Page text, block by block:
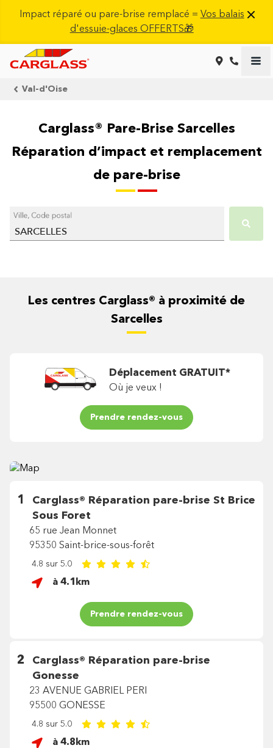
Impact réparé ou pare-brise remplacé = Vos balais
d'essuie-glaces OFFERTS🎁
Val-d'Oise
Carglass® Pare-Brise Sarcelles
Réparation d’impact et remplacement
de pare-brise
Ville, Code postal
SARCELLES
Les centres Carglass® à proximité de
Sarcelles
Déplacement GRATUIT*
Où je veux !
Prendre rendez-vous
1 Carglass® Réparation pare-brise St Brice
Sous Foret
65 rue Jean Monnet
95350 Saint-brice-sous-forêt
4.8 sur 5.0
à 4.1km
Prendre rendez-vous
2 Carglass® Réparation pare-brise
Gonesse
23 AVENUE GABRIEL PERI
95500 GONESSE
4.8 sur 5.0
à 4.8km